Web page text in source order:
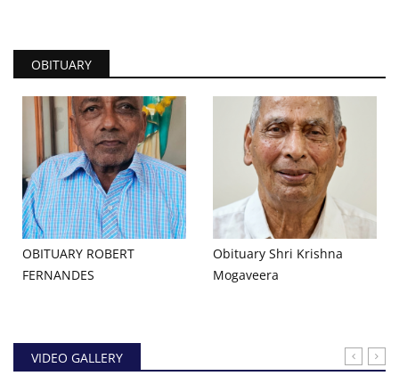
OBITUARY
OBITUARY ROBERT
FERNANDES
Obituary Shri Krishna
Mogaveera
VIDEO GALLERY